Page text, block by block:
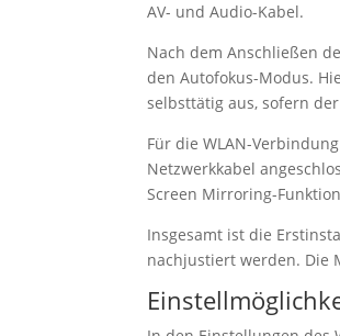
AV- und Audio-Kabel.
Nach dem Anschließen
den Autofokus-Modus.
selbsttätig aus, sofern
Für die WLAN-
Netzwerkkabel
Screen Mirroring-
Insgesamt ist die
nachjustiert werden. Die